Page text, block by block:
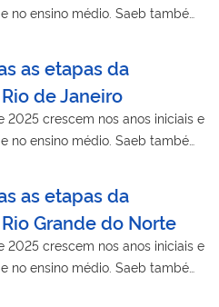
no ensino médio. Saeb também
as etapas da
de Janeiro
2025 crescem nos anos iniciais e
no ensino médio. Saeb também
as etapas da
Grande do Norte
2025 crescem nos anos iniciais e
no ensino médio. Saeb também